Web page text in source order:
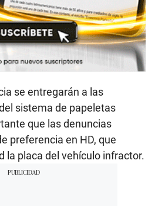
se entregarán a las
sistema de papeletas
que las denuncias
preferencia en HD, que
la placa del vehículo infractor.